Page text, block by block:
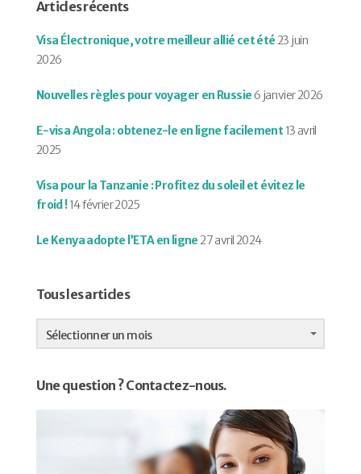
Articles récents
Visa Électronique, votre meilleur allié cet été23 juin
2026
Nouvelles règles pour voyager en Russie 6 janvier 2026
E-visa Angola : obtenez-le en ligne facilement 13 avril
2025
Visa pour la Tanzanie : Profitez du soleil et évitez le
froid !14 février 2025
Le Kenya adopte l’ETA en ligne27 avril 2024
Tous les articles
Tous
les
articles
Sélectionner un mois
Une question ? Contactez-nous.